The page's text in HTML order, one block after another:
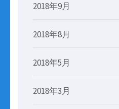
2018年9月
2018年8月
2018年5月
2018年3月